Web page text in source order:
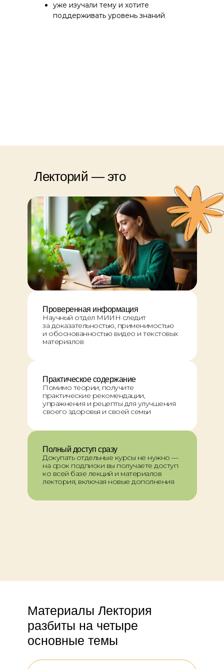
уже изучали тему и хотите
поддерживать уровень знаний
Проверенная информация
Научный отдел МИИН следит
за доказательностью, применимостью
и обоснованностью видео и текстовых
материалов
Практическое содержание
Помимо теории, получите
практические рекомендации,
упражнения и рецепты для улучшения
своего здоровья и своей семьи
Полный доступ сразу
Докупать отдельные курсы не нужно —
на срок подписки вы получаете доступ
ко всей базе лекций и материалов
лектория, включая новые дополнения
Лекторий — это
Материалы Лектория
разбиты на четыре
основные темы